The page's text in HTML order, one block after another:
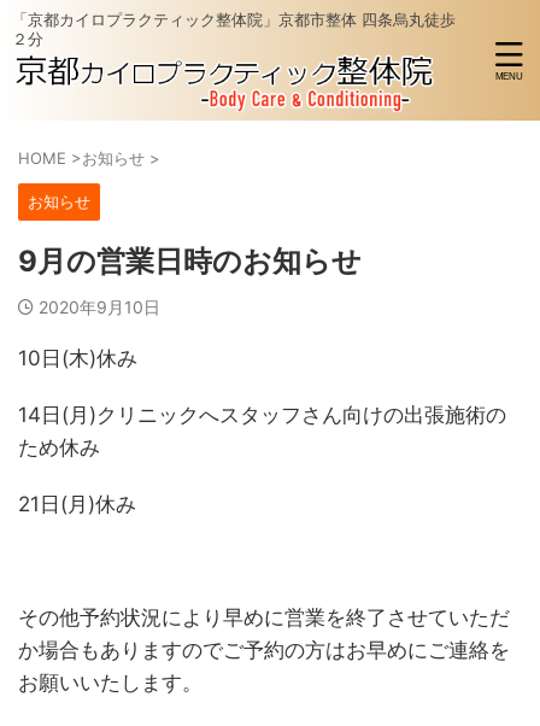
「京都カイロプラクティック整体院」京都市整体 四条烏丸徒歩
２分
HOME >お知らせ >
お知らせ
9月の営業日時のお知らせ
2020年9月10日
10日(木)休み
14日(月)クリニックへスタッフさん向けの出張施術の
ため休み
21日(月)休み
その他予約状況により早めに営業を終了させていただ
か場合もありますのでご予約の方はお早めにご連絡を
お願いいたします。